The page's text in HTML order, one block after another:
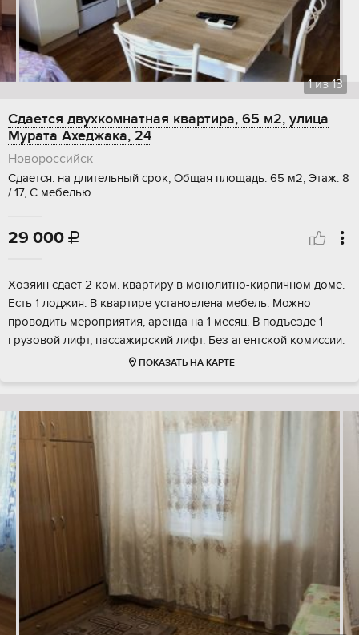
1из13
Сдается двухкомнатная квартира, 65 м2, улица
Мурата Ахеджака, 24
Новороссийск
Сдается: на длительный срок, Общая площадь: 65 м2, Этаж: 8
/ 17, С мебелью
29 000 
Хозяин сдает 2 ком. квартиру в монолитно-кирпичном доме.
Есть 1 лоджия. В квартире установлена мебель. Можно
проводить мероприятия, аренда на 1 месяц. В подъезде 1
грузовой лифт, пассажирский лифт. Без агентской комиссии.
ПОКАЗАТЬ НА КАРТЕ